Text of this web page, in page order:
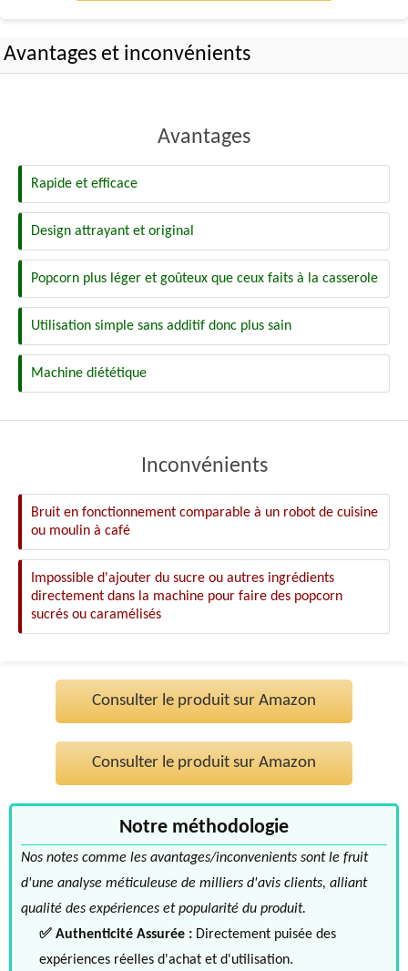
Avantages et inconvénients
Avantages
Rapide et efficace
Design attrayant et original
Popcorn plus léger et goûteux que ceux faits à la casserole
Utilisation simple sans additif donc plus sain
Machine diététique
Inconvénients
Bruit en fonctionnement comparable à un robot de cuisine
ou moulin à café
Impossible d'ajouter du sucre ou autres ingrédients
directement dans la machine pour faire des popcorn
sucrés ou caramélisés
Consulter le produit sur Amazon
Consulter le produit sur Amazon
Notre méthodologie
Nos notes comme les avantages/inconvenients sont le fruit
d'une analyse méticuleuse de milliers d'avis clients, alliant
qualité des expériences et popularité du produit.
✅ Authenticité Assurée : Directement puisée des
expériences réelles d'achat et d'utilisation.